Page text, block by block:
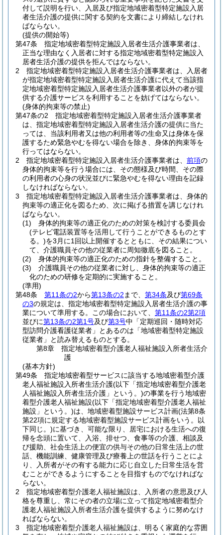
付して説明を行い、入居及び指定地域密着型特定施設入居
者生活介護の提供に関する契約を文書により締結しなけれ
ばならない。
(提供の開始等)
第47条
指定地域密着型特定施設入居者生活介護事業者は、
正当な理由なく入居者に対する指定地域密着型特定施設入
居者生活介護の提供を拒んではならない。
2
指定地域密着型特定施設入居者生活介護事業者は、入居者
が指定地域密着型特定施設入居者生活介護に代えて当該指
定地域密着型特定施設入居者生活介護事業者以外の者が提
供する介護サービスを利用することを妨げてはならない。
(身体的拘束等の禁止)
第47条の2
指定地域密着型特定施設入居者生活介護事業者
は、指定地域密着型特定施設入居者生活介護の提供に当た
っては、当該利用者又は他の利用者等の生命又は身体を保
護するため緊急やむを得ない場合を除き、身体的拘束等を
行ってはならない。
2
指定地域密着型特定施設入居者生活介護事業者は、 前項の
身体的拘束等を行う場合には、その態様及び時間、その際
の利用者の心身の状況並びに緊急やむを得ない理由を記録
しなければならない。
3
指定地域密着型特定施設入居者生活介護事業者は、身体的
拘束等の適正化を図るため、次に掲げる措置を講じなけれ
ばならない。
(1)
身体的拘束等の適正化のための対策を検討する委員会
(テレビ電話装置等を活用して行うことができるものとす
る。)を3月に1回以上開催するとともに、その結果につい
て、介護職員その他の従業者に周知徹底を図ること。
(2)
身体的拘束等の適正化のための指針を整備すること。
(3)
介護職員その他の従業者に対し、身体的拘束等の適正
化のための研修を定期的に実施すること。
(準用)
第48条
第11条の2から第13条の2 まで、 第34条及び第69条
の3の規定は、指定地域密着型特定施設入居者生活介護の事
業について準用する。
この場合において、 第11条の2第2項
並びに第13条の2第1号及び第3号中「定期巡回・随時対応
型訪問介護看護従業者」とあるのは「地域密着型特定施設
従業者」と読み替えるものとする。
第8章
指定地域密着型介護老人福祉施設入所者生活介
護
(基本方針)
第49条
指定地域密着型サービスに該当する地域密着型介護
老人福祉施設入所者生活介護(以下「指定地域密着型介護老
人福祉施設入所者生活介護」という。)の事業を行う地域密
着型介護老人福祉施設(以下「指定地域密着型介護老人福祉
施設」という。)は、地域密着型施設サービス計画(法第8条
第22項に規定する地域密着型施設サービス計画をいう。以
下同じ。)に基づき、可能な限り、居宅における生活への復
帰を念頭に置いて、入浴、排せつ、食事等の介護、相談及
び援助、社会生活上の便宜の供与その他の日常生活上の世
話、機能訓練、健康管理及び療養上の世話を行うことによ
り、入所者がその有する能力に応じ自立した日常生活を営
むことができるようにすることを目指すものでなければな
らない。
2
指定地域密着型介護老人福祉施設は、入所者の意思及び人
格を尊重し、常にその者の立場に立って指定地域密着型介
護老人福祉施設入所者生活介護を提供するように努めなけ
ればならない。
3
指定地域密着型介護老人福祉施設は、明るく家庭的な雰囲